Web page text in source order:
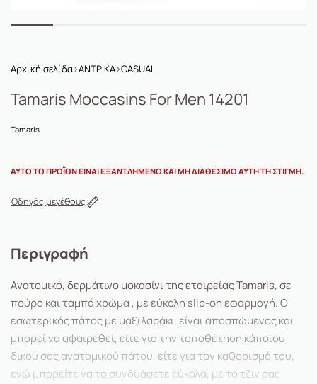
Αρχική σελίδα›ΑΝΤΡΙΚΑ›CASUAL
Tamaris Moccasins For Men 14201
Tamaris
ΑΥΤΌ ΤΟ ΠΡΟΪΌΝ ΕΊΝΑΙ ΕΞΑΝΤΛΗΜΈΝΟ ΚΑΙ ΜΗ ΔΙΑΘΈΣΙΜΟ ΑΥΤΉ ΤΗ ΣΤΙΓΜΉ.
Οδηγός μεγέθους
Περιγραφή
Ανατομικό, δερμάτινο μοκασίνι της εταιρείας Tamaris, σε
πούρο και ταμπά χρώμα , με εύκολη slip-on εφαρμογή. Ο
εσωτερικός πάτος με μαξιλαράκι, είναι αποσπώμενος και
μπορεί να αφαιρεθεί, είτε για την τοποθέτηση κάποιου
δικού σας ανατομικού πάτου, είτε για τον καθαρισμό του,
ενώ μπορείτε να το συνδυάσετε εύκολα, με το τζιν σας